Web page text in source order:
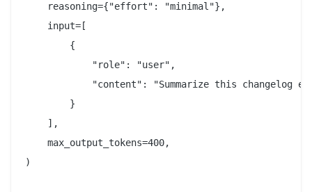
    reasoning={"effort": "minimal"},
    input=[
        {
            "role": "user",
"content": "Summarize this changelog
        }
    ],
    max_output_tokens=400,
)